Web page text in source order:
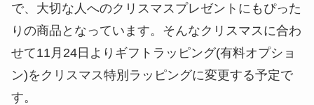
で、大切な人へのクリスマスプレゼントにもぴった
りの商品となっています。そんなクリスマスに合わ
せて11月24日よりギフトラッピング(有料オプショ
ン)をクリスマス特別ラッピングに変更する予定で
す。